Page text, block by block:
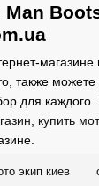
, также
для
купить
экип киев